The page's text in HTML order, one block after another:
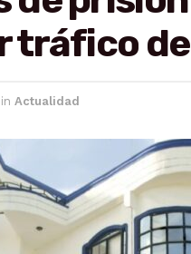
tráfico
in Actualidad